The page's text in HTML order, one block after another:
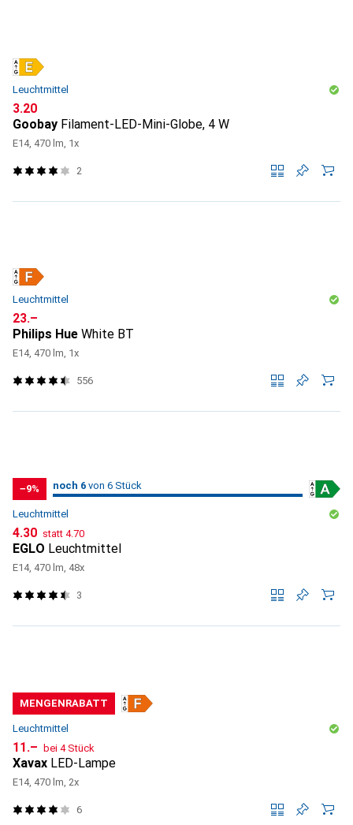
Leuchtmittel
CHF
3.20
Goobay Filament-LED-Mini-Globe, 4 W
E14, 470 lm, 1x
2
Leuchtmittel
CHF
23.–
Philips Hue White BT
E14, 470 lm, 1x
556
−9% 6 / 6
6 von 6 Stück
noch 6 von 6 Stück
Leuchtmittel
CHF
4.30 statt CHF
4.70
EGLO Leuchtmittel
E14, 470 lm, 48x
3
MENGENRABATT
Leuchtmittel
CHF
11.– bei 4 Stück
Xavax LED-Lampe
E14, 470 lm, 2x
6